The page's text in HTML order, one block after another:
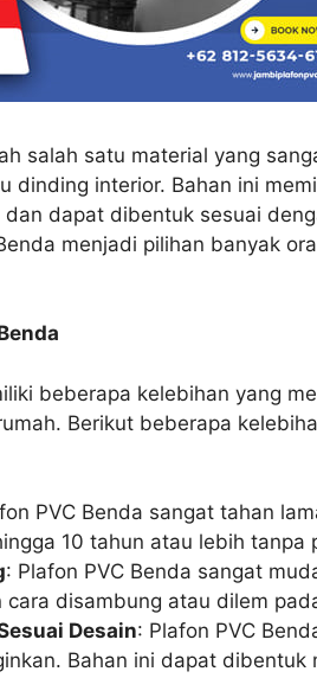
salah satu material yang
dinding interior. Bahan ini
dapat dibentuk sesuai
menjadi pilihan banyak
beberapa kelebihan yang
Berikut beberapa
PVC Benda sangat tahan
10 tahun atau lebih tanpa
: Plafon PVC Benda sangat
cara disambung atau dilem
Desain: Plafon PVC
Bahan ini dapat